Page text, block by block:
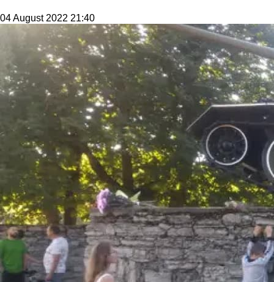
04 August 2022 21:40